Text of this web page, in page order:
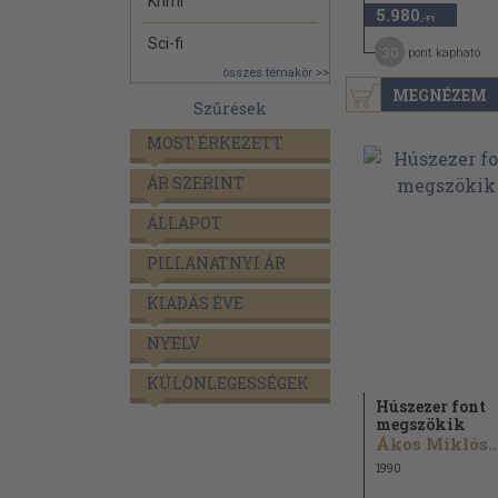
Sci-fi
összes témakör >>
Szűrések
MOST ÉRKEZETT
ÁR SZERINT
ÁLLAPOT
PILLANATNYI ÁR
KIADÁS ÉVE
NYELV
KÜLÖNLEGESSÉGEK
MEGNÉZEM
5.980 ,-Ft
pont kapható
Húszezer font
megszökik
Ákos
1990